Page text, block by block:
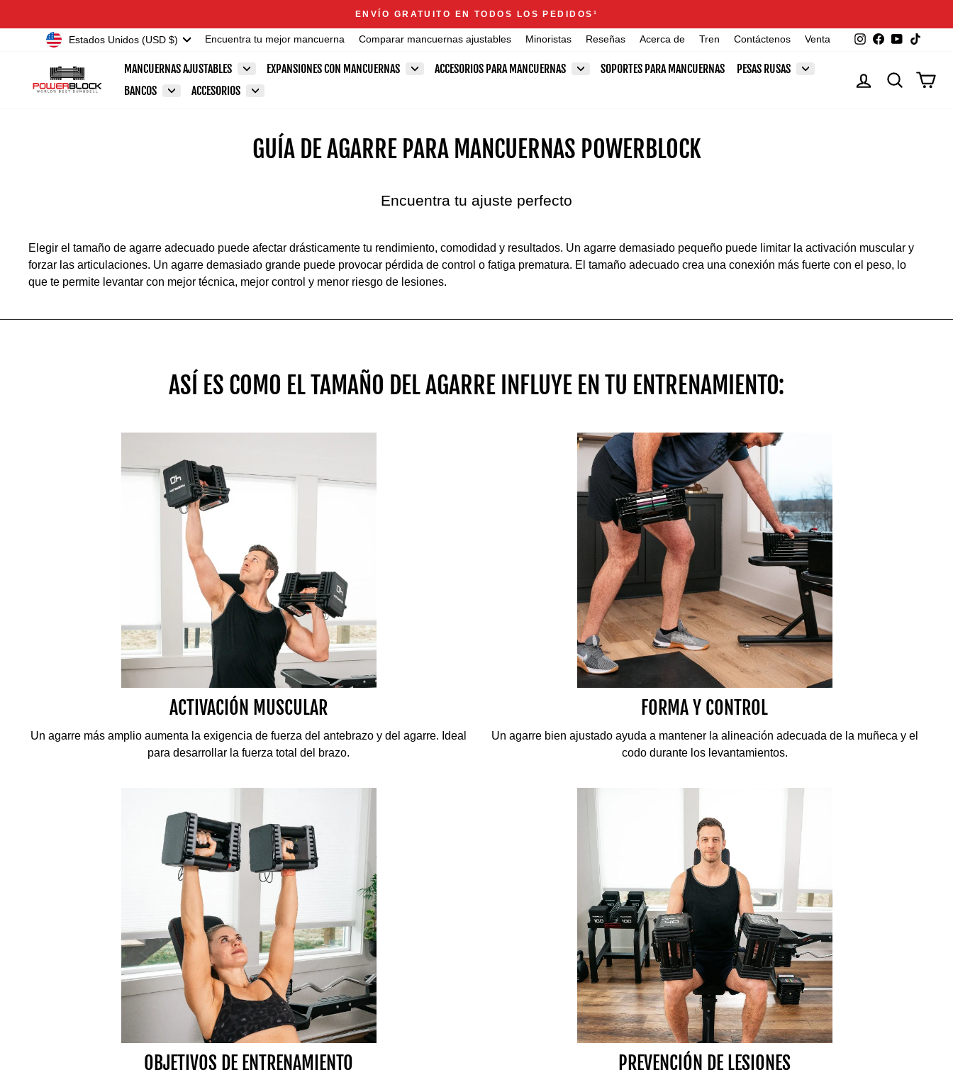
diapositivas
Announcements
ENVÍO GRATUITO EN TODOS LOS PEDIDOS 1
MonedaEstados Unidos (USD $) Encuentra tu mejor mancuerna Comparar mancuernas ajustables Minoristas Reseñas Acerca de Tren Contáctenos Venta Instagram
Facebook
YouTube
MANCUERNAS AJUSTABLES EXPANSIONES CON MANCUERNAS ACCESORIOS PARA MANCUERNAS SOPORTES PARA MANCUERNAS
PESAS RUSAS
BANCOS
ACCESORIOS
INGRESAR BUSCAR
GUÍA DE AGARRE PARA MANCUERNAS POWERBLOCK
Encuentra tu ajuste perfecto
Elegir el tamaño de agarre adecuado puede afectar drásticamente tu rendimiento, comodidad y resultados. Un agarre demasiado pequeño puede limitar la activación muscular y
forzar las articulaciones. Un agarre demasiado grande puede provocar pérdida de control o fatiga prematura. El tamaño adecuado crea una conexión más fuerte con el peso, lo
que te permite levantar con mejor técnica, mejor control y menor riesgo de lesiones.
ASÍ ES COMO EL TAMAÑO DEL AGARRE INFLUYE EN TU ENTRENAMIENTO:
ACTIVACIÓN MUSCULAR
Un agarre más amplio aumenta la exigencia de fuerza del antebrazo y del agarre. Ideal
para desarrollar la fuerza total del brazo.
FORMA Y CONTROL
Un agarre bien ajustado ayuda a mantener la alineación adecuada de la muñeca y el
codo durante los levantamientos.
OBJETIVOS DE ENTRENAMIENTO PREVENCIÓN DE LESIONES